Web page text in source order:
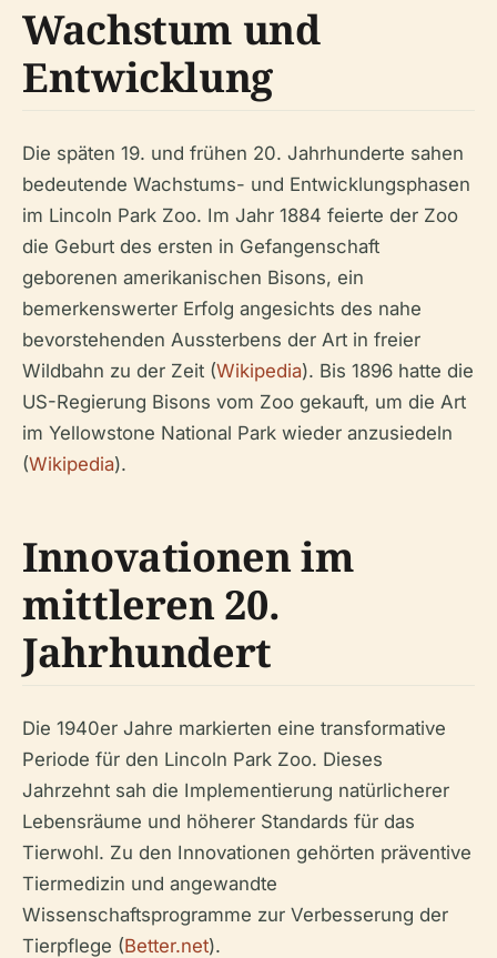
Wachstum und
Entwicklung
Die späten 19. und frühen 20. Jahrhunderte sahen
bedeutende Wachstums- und Entwicklungsphasen
im Lincoln Park Zoo. Im Jahr 1884 feierte der Zoo
die Geburt des ersten in Gefangenschaft
geborenen amerikanischen Bisons, ein
bemerkenswerter Erfolg angesichts des nahe
bevorstehenden Aussterbens der Art in freier
Wildbahn zu der Zeit (Wikipedia). Bis 1896 hatte die
US-Regierung Bisons vom Zoo gekauft, um die Art
im Yellowstone National Park wieder anzusiedeln
(Wikipedia).
Innovationen im
mittleren 20.
Jahrhundert
Die 1940er Jahre markierten eine transformative
Periode für den Lincoln Park Zoo. Dieses
Jahrzehnt sah die Implementierung natürlicherer
Lebensräume und höherer Standards für das
Tierwohl. Zu den Innovationen gehörten präventive
Tiermedizin und angewandte
Wissenschaftsprogramme zur Verbesserung der
Tierpflege (Better.net).